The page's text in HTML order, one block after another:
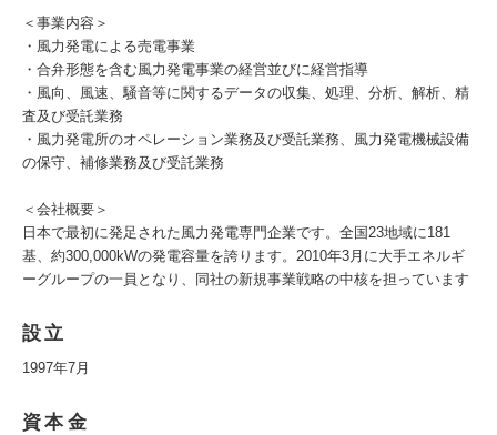
＜事業内容＞
・風力発電による売電事業
・合弁形態を含む風力発電事業の経営並びに経営指導
・風向、風速、騒音等に関するデータの収集、処理、分析、解析、精
査及び受託業務
・風力発電所のオペレーション業務及び受託業務、風力発電機械設備
の保守、補修業務及び受託業務
＜会社概要＞
日本で最初に発足された風力発電専門企業です。全国23地域に181
基、約300,000kWの発電容量を誇ります。2010年3月に大手エネルギ
ーグループの一員となり、同社の新規事業戦略の中核を担っています
設立
1997年7月
資本金